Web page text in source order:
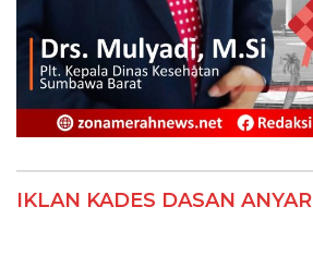
IKLAN KADES DASAN ANYAR